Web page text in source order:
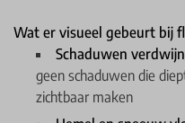
Wat er visueel gebeurt bij
Schaduwen
geen schaduwen die
zichtbaar maken